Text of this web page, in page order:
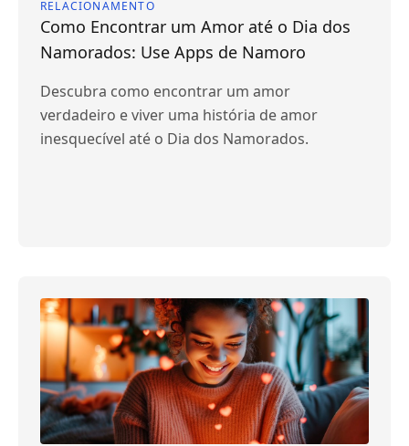
RELACIONAMENTO
Como Encontrar um Amor até o Dia dos
Namorados: Use Apps de Namoro
Descubra como encontrar um amor
verdadeiro e viver uma história de amor
inesquecível até o Dia dos Namorados.